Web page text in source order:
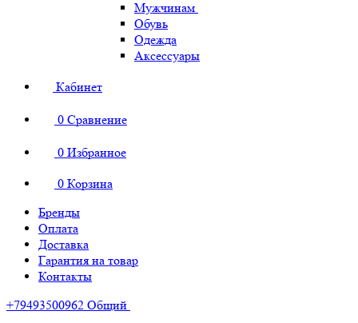
Мужчинам
Обувь
Одежда
Аксессуары
Кабинет
0 Сравнение
0 Избранное
0 Корзина
Бренды
Оплата
Доставка
Гарантия на товар
Контакты
+79493500962 Общий